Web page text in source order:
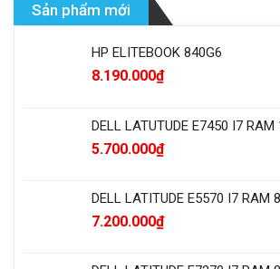
Sản phẩm mới
HP ELITEBOOK 840G6
8.190.000₫
DELL LATUTUDE E7450 I7
5.700.000₫
DELL LATITUDE E5570 I7 RAM
7.200.000₫